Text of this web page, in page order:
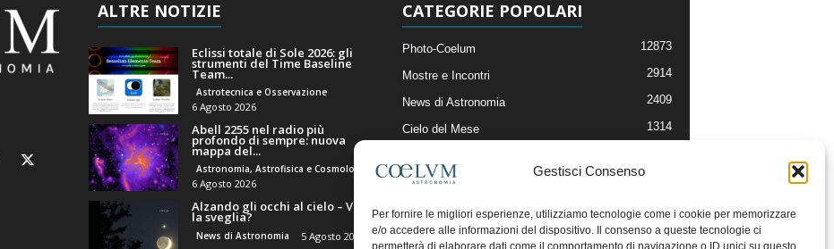
Gestisci Consenso
Per fornire le migliori esperienze, utilizziamo tecnologie come i cookie per memorizzare
e/o accedere alle informazioni del dispositivo. Il consenso a queste tecnologie ci
permetterà di elaborare dati come il comportamento di navigazione o ID unici su questo
ALTRE NOTIZIE
Eclissi totale di Sole 2026: gli
strumenti del Time Baseline
Team...
Astrotecnica e Osservazione
6 Agosto 2026
Abell 2255 nel radio più
profondo di sempre: nuova
mappa del...
Astronomia, Astrofisica e Cosmologia
6 Agosto 2026
Alzando gli occhi al cielo – Vale
la sveglia?
News di Astronomia 5 Agosto 2026
CATEGORIE POPOLARI
Photo-Coelum 12873
Mostre e Incontri 2914
News di Astronomia 2409
Cielo del Mese 1314
Articoli e Risorse On-Line
Il Blog della Redazione